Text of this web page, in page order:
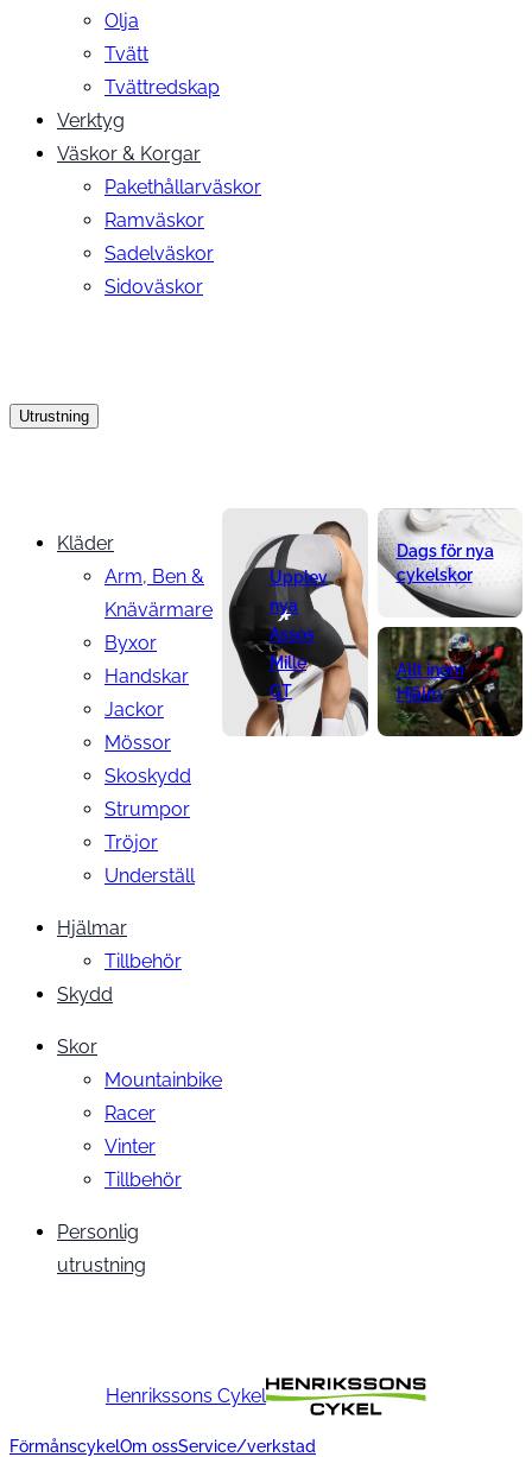
Olja
Tvätt
Tvättredskap
Verktyg
Väskor & Korgar
Pakethållarväskor
Ramväskor
Sadelväskor
Sidoväskor
Utrustning
Kläder
Arm, Ben &
Knävärmare
Byxor
Handskar
Jackor
Mössor
Skoskydd
Strumpor
Tröjor
Underställ
Hjälmar
Tillbehör
Skydd
Skor
Mountainbike
Racer
Vinter
Tillbehör
Personlig
utrustning
Upplev
nya
Assos
Mille
GT
Dags för nya
cykelskor
Allt inom
Hjälm
Henrikssons Cykel
FörmånscykelOm ossService/verkstad